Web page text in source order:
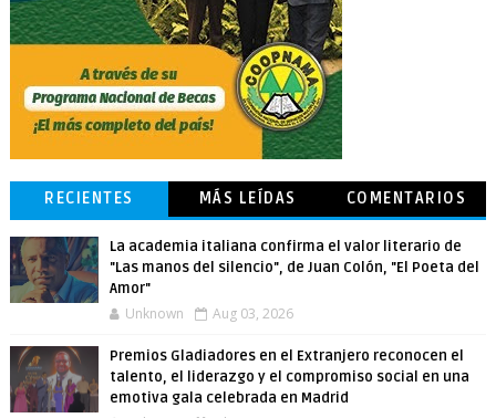
RECIENTES MÁS LEÍDAS COMENTARIOS
La academia italiana confirma el valor literario de
"Las manos del silencio", de Juan Colón, "El Poeta del
Amor"
Unknown Aug 03, 2026
Premios Gladiadores en el Extranjero reconocen el
talento, el liderazgo y el compromiso social en una
emotiva gala celebrada en Madrid